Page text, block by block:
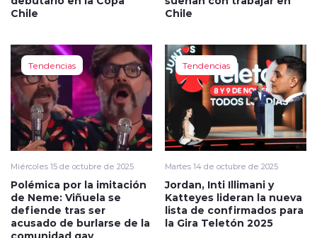
Chile
Chile
Tendencias
Miércoles 15 de octubre de 2025
Polémica por la imitación
de Neme: Viñuela se
defiende tras ser
acusado de burlarse de la
comunidad gay
Tendencias
Martes 14 de octubre de 2025
Jordan, Inti Illimani y
Katteyes lideran la nueva
lista de confirmados para
la Gira Teletón 2025